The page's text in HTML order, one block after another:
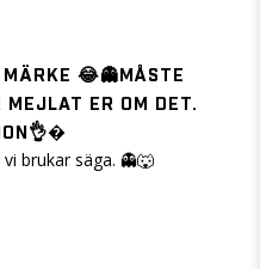
😂👻MÅSTE
ER OM DET.
brukar säga. 👻🐺